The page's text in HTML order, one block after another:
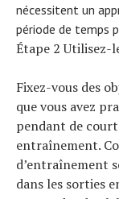
nécessitent un
période de temps
Étape 2 Utilisez-
Fixez-vous des
que vous avez
pendant de
entraînement.
d’entraînement
dans les sorties